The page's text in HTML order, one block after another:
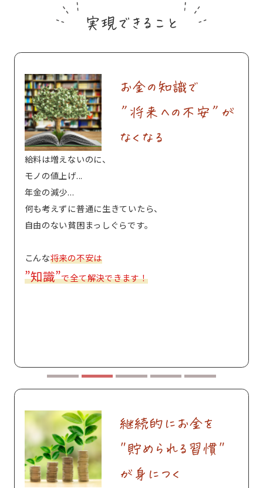
実現できること
お金の知識で
”将来への不安”が
なくなる
給料は増えないのに、
モノの値上げ...
年金の減少...
何も考えずに普通に生きていたら、
自由のない貧困まっしぐらです。
こんな将来の不安は
”知識”で全て解決できます！
継続的にお金を
"貯められる習慣"
が身につく